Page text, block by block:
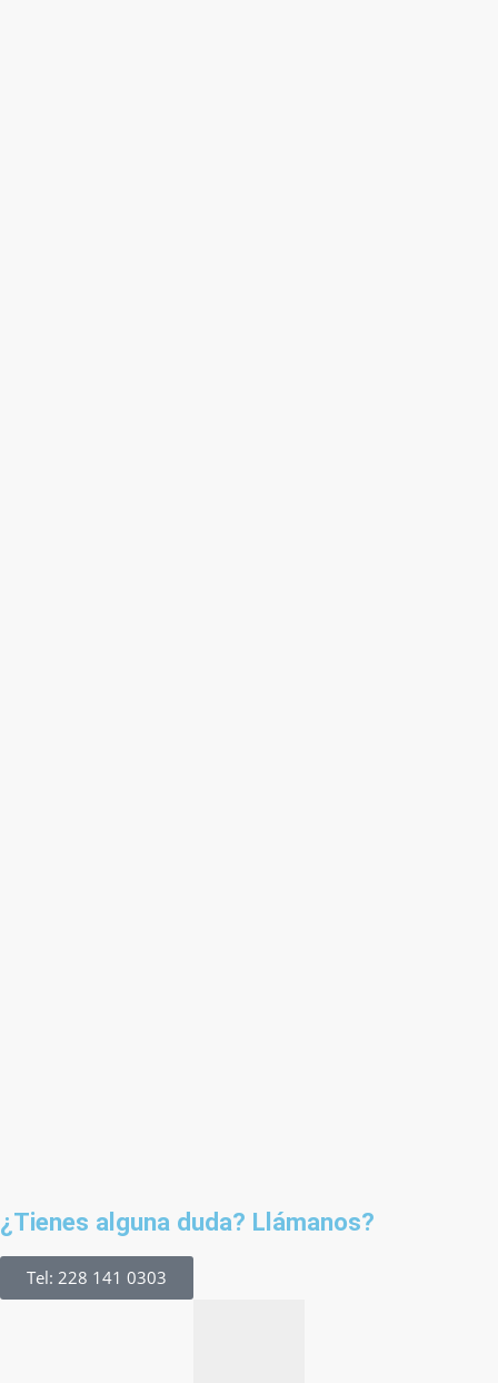
¿Tienes alguna duda? Llámanos?
Tel: 228 141 0303